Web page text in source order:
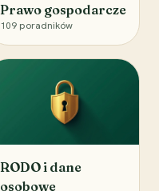
Prawo gospodarcze
109 poradników
RODO i dane
osobowe